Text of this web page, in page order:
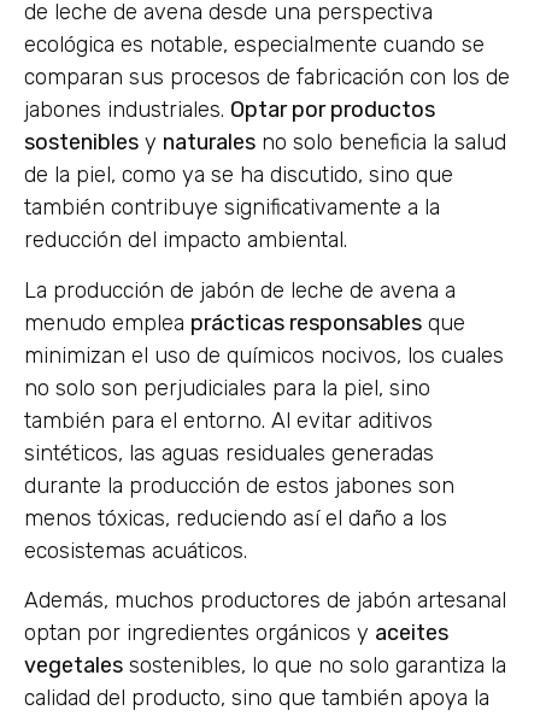
de leche de avena desde una perspectiva
ecológica es notable, especialmente cuando se
comparan sus procesos de fabricación con los de
jabones industriales. Optar por productos
sostenibles y naturales no solo beneficia la salud
de la piel, como ya se ha discutido, sino que
también contribuye significativamente a la
reducción del impacto ambiental.
La producción de jabón de leche de avena a
menudo emplea prácticas responsables que
minimizan el uso de químicos nocivos, los cuales
no solo son perjudiciales para la piel, sino
también para el entorno. Al evitar aditivos
sintéticos, las aguas residuales generadas
durante la producción de estos jabones son
menos tóxicas, reduciendo así el daño a los
ecosistemas acuáticos.
Además, muchos productores de jabón artesanal
optan por ingredientes orgánicos y aceites
vegetales sostenibles, lo que no solo garantiza la
calidad del producto, sino que también apoya la